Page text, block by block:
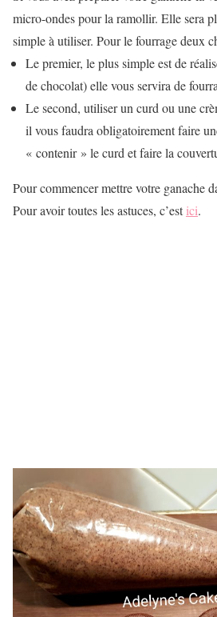
micro-ondes pour la ramollir. Elle sera
simple à utiliser. Pour le fourrage deux
Le premier, le plus simple est de
de chocolat) elle vous servira de
Le second, utiliser un curd ou une
il vous faudra obligatoirement faire
« contenir » le curd et faire la
Pour commencer mettre votre ganache
Pour avoir toutes les astuces, c’estici.